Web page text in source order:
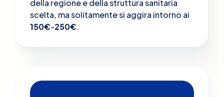
della regione e della struttura sanitaria
scelta, ma solitamente si aggira intorno ai
150€-250€.